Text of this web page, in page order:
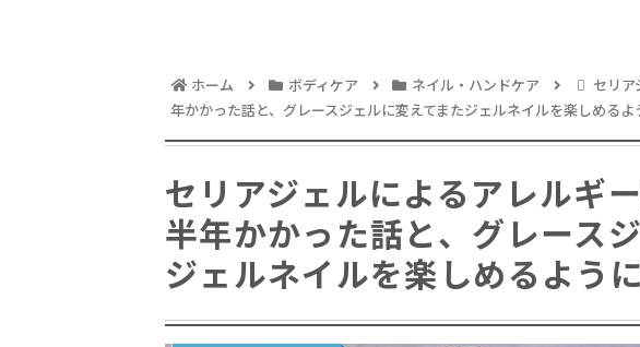
ホーム ボディケア ネイル・ハンドケア
セリ
年かかった話と、グレースジェルに変えてまたジェルネイルを楽しめるよ
セリアジェルによるアレルギ
半年かかった話と、グレース
ジェルネイルを楽しめるよう